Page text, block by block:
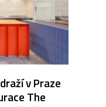
v Praze
The